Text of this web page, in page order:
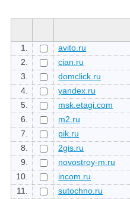
1.
avito.ru
2.
cian.ru
3.
domclick.ru
4.
yandex.ru
5.
msk.etagi.com
6.
m2.ru
7.
pik.ru
8.
2gis.ru
9.
novostroy-m.ru
10.
incom.ru
11.
sutochno.ru